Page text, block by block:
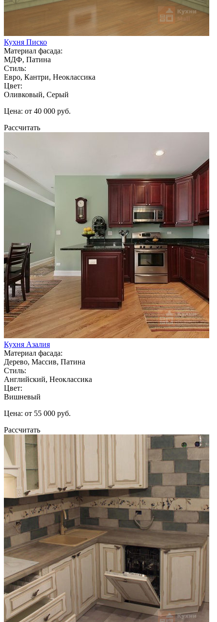
Кухня Писко
Материал фасада:
МДФ, Патина
Стиль:
Евро, Кантри, Неоклассика
Цвет:
Оливковый, Серый
Цена: от 40 000 руб.
Рассчитать
Кухня Азалия
Материал фасада:
Дерево, Массив, Патина
Стиль:
Английский, Неоклассика
Цвет:
Вишневый
Цена: от 55 000 руб.
Рассчитать